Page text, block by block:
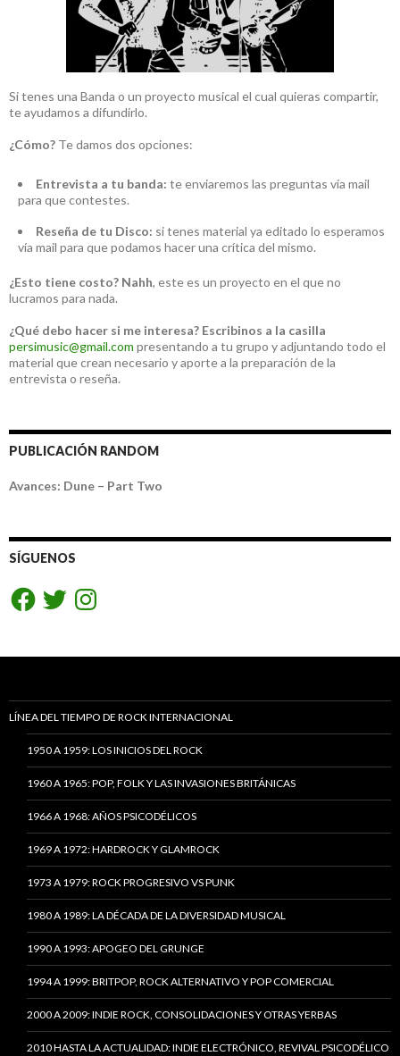
Si tenes una Banda o un proyecto musical el cual quieras compartir,
te ayudamos a difundirlo.
¿Cómo? Te damos dos opciones:
Entrevista a tu banda: te enviaremos las preguntas vía mail
para que contestes.
Reseña de tu Disco: si tenes material ya editado lo esperamos
vía mail para que podamos hacer una crítica del mismo.
¿Esto tiene costo? Nahh, este es un proyecto en el que no
lucramos para nada.
¿Qué debo hacer si me interesa? Escribinos a la casilla
persimusic@gmail.com presentando a tu grupo y adjuntando todo el
material que crean necesario y aporte a la preparación de la
entrevista o reseña.
PUBLICACIÓN RANDOM
Avances: Dune – Part Two
SÍGUENOS
FacebookTwitterInstagram
LÍNEA DEL TIEMPO DE ROCK INTERNACIONAL
1950 A 1959: LOS INICIOS DEL ROCK
1960 A 1965: POP, FOLK Y LAS INVASIONES BRITÁNICAS
1966 A 1968: AÑOS PSICODÉLICOS
1969 A 1972: HARDROCK Y GLAMROCK
1973 A 1979: ROCK PROGRESIVO VS PUNK
1980 A 1989: LA DÉCADA DE LA DIVERSIDAD MUSICAL
1990 A 1993: APOGEO DEL GRUNGE
1994 A 1999: BRITPOP, ROCK ALTERNATIVO Y POP COMERCIAL
2000 A 2009: INDIE ROCK, CONSOLIDACIONES Y OTRAS YERBAS
2010 HASTA LA ACTUALIDAD: INDIE ELECTRÓNICO, REVIVAL PSICODÉLICO